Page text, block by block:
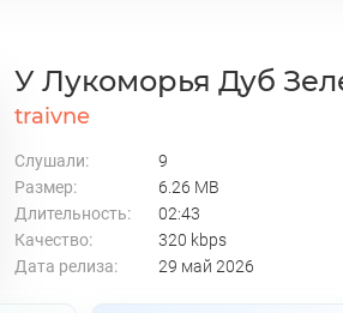
У Лукоморья Дуб
traivne
Слушали:
9
Размер:
6.26 MB
Длительность:
02:43
Качество:
320 kbps
Дата релиза:
29 май 2026